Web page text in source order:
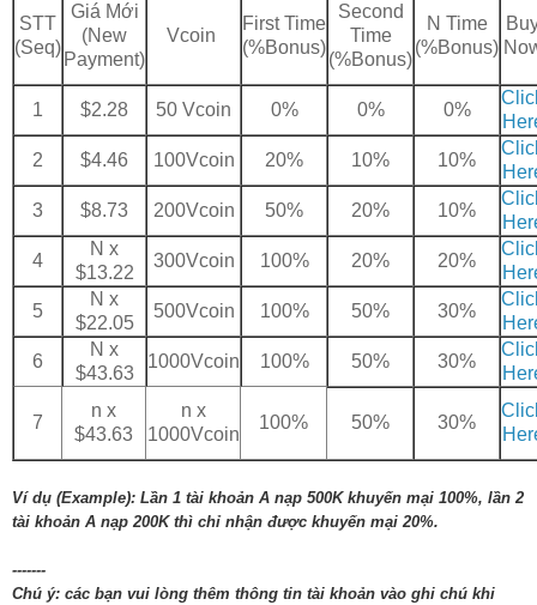
STT
(Seq)
Giá Mới
(New
Payment)
Vcoin
First Time
(%Bonus)
Second
Time
(%Bonus)
N Time
(%Bonus)
1 $2.28 50 Vcoin 0% 0% 0%
2
$4.46 100Vcoin 20% 10% 10%
3
$8.73 200Vcoin 50% 20% 10%
4
N x
$13.22
300Vcoin 100% 20% 20%
5
N x
$22.05
500Vcoin 100% 50% 30%
6
N x
$43.63
1000Vcoin 100% 50% 30%
7
n x
$43.63
n x
1000Vcoin
100% 50% 30%
Ví dụ (Example): Lần 1 tài khoản A nạp 500K khuyến mại 100%, lần 2
tài khoản A nạp 200K thì chỉ nhận được khuyến mại 20%.
-------
Chú ý: các bạn vui lòng thêm thông tin tài khoản vào ghi chú khi